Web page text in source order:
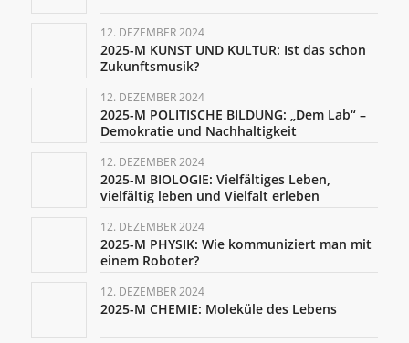
12. DEZEMBER 2024
2025-M KUNST UND KULTUR: Ist das schon
Zukunftsmusik?
12. DEZEMBER 2024
2025-M POLITISCHE BILDUNG: „Dem Lab“ –
Demokratie und Nachhaltigkeit
12. DEZEMBER 2024
2025-M BIOLOGIE: Vielfältiges Leben,
vielfältig leben und Vielfalt erleben
12. DEZEMBER 2024
2025-M PHYSIK: Wie kommuniziert man mit
einem Roboter?
12. DEZEMBER 2024
2025-M CHEMIE: Moleküle des Lebens